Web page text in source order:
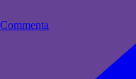
Commenta